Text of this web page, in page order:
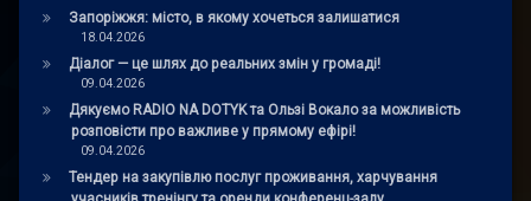
Запоріжжя: місто, в якому хочеться залишатися
18.04.2026
Діалог — це шлях до реальних змін у громаді!
09.04.2026
Дякуємо RADIO NA DOTYK та Ользі Вокало за можливість
розповісти про важливе у прямому ефірі!
09.04.2026
Тендер на закупівлю послуг проживання, харчування